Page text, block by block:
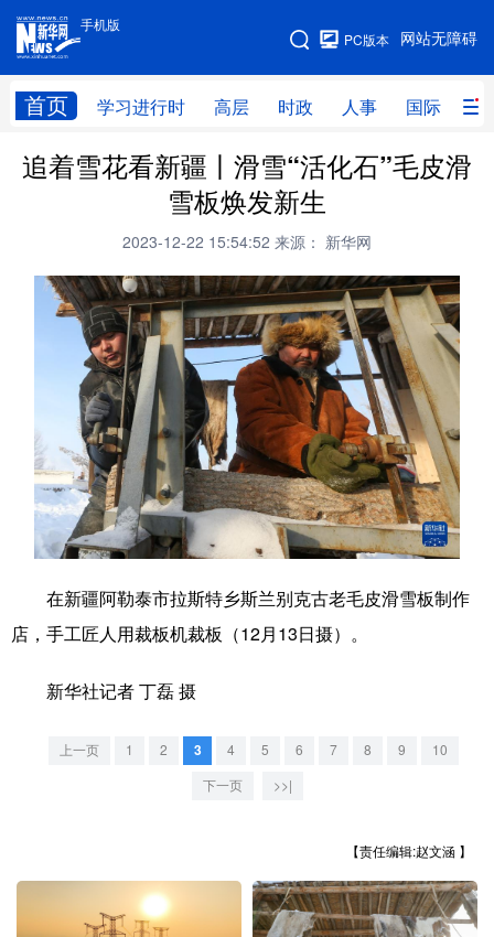
手机版
网站无障碍
PC版本
首页 学习进行时 高层 时政 人事 国际 财
手机版
网站地图
学习进行时 高层 时政 人事
财经 网评
科技 科创 量子 体育
文化 书画 健康 军事
访谈 图片 政务
法律 中央文件 金融 汽车
食品 人居 信息化 数字经济
学术中国 乡村振兴 银龄 溯源中国
彩票 娱乐 时尚
山西
上海 江苏
追着雪花看新疆丨滑雪“活化石”毛皮滑
雪板焕发新生
2023-12-22 15:54:52 来源： 新华网
在新疆阿勒泰市拉斯特乡斯兰别克古老毛皮滑雪板制作
店，手工匠人用裁板机裁板（12月13日摄）。
新华社记者 丁磊 摄
上一页 1 2 3 4 5 6 7 8 9 10
下一页 >>|
【责任编辑:赵文涵 】